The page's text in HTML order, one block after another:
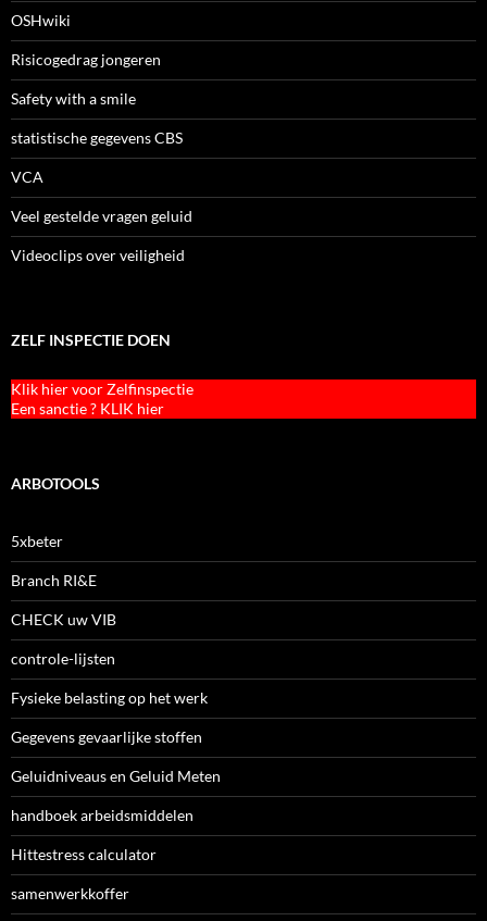
OSHwiki
Risicogedrag jongeren
Safety with a smile
statistische gegevens CBS
VCA
Veel gestelde vragen geluid
Videoclips over veiligheid
ZELF INSPECTIE DOEN
Klik hier voor Zelfinspectie
Een sanctie ? KLIK hier
ARBOTOOLS
5xbeter
Branch RI&E
CHECK uw VIB
controle-lijsten
Fysieke belasting op het werk
Gegevens gevaarlijke stoffen
Geluidniveaus en Geluid Meten
handboek arbeidsmiddelen
Hittestress calculator
samenwerkkoffer